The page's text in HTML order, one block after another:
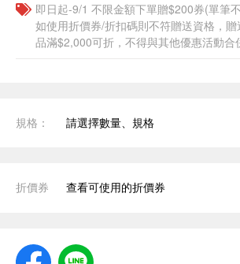
即日起-9/1 不限金額下單贈$200券(單筆
如使用折價券/折扣碼則不符贈送資格，
品滿$2,000可折，不得與其他優惠活動合
規格： 請選擇數量、規格
折價券 查看可使用的折價券